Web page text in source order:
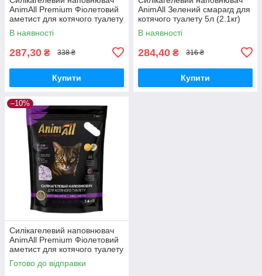
AnimAll Premium Фіолетовий
аметист для котячого туалету
5л (2.1кг)
В наявності
287,30 ₴ 338 ₴
Купити
AnimAll Зелений смарагд для
котячого туалету 5л (2.1кг)
В наявності
284,40 ₴ 316 ₴
Купити
–10%
Силікагелевий наповнювач
AnimAll Premium Фіолетовий
аметист для котячого туалету
7.6л (3.2кг)
Готово до відправки